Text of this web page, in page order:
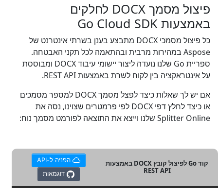
פיצול מסמך DOCX לחלקים
באמצעות Go Cloud SDK
כל פיצול מסמכי DOCX מתבצע בענן בשרתי אינטרנט של
Aspose במהירות מרבית ובהתאמה לכל תקני האבטחה.
ספריית Go שלנו נועדה ליצור יישומי עיבוד DOCX ומבוססת
על אינטראקציה בין לקוח לשרת באמצעות REST API.
אם יש לך שאלות כיצד לפצל מסמך DOCX למספר מסמכים
או כיצד לחלץ דפי DOCX לפי פרמטרים שצוינו, נסה את
Splitter Online שלנו וייצא את התוצאה לפורמט מסמך נוח:
קוד Go לפיצול קובץ DOCX באמצעות
REST API
הפניה ל-API
דוגמאות